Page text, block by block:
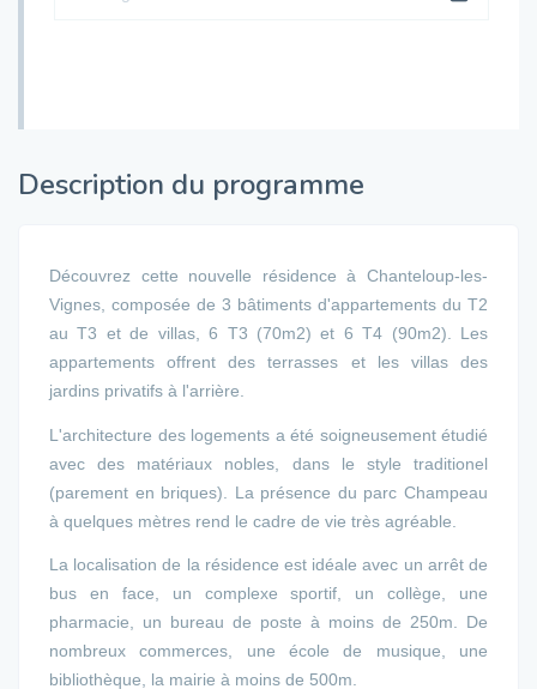
Description du programme
Découvrez cette nouvelle résidence à Chanteloup-les-
Vignes, composée de 3 bâtiments d'appartements du T2
au T3 et de villas, 6 T3 (70m2) et 6 T4 (90m2). Les
appartements offrent des terrasses et les villas des
jardins privatifs à l'arrière.
L'architecture des logements a été soigneusement étudié
avec des matériaux nobles, dans le style traditionel
(parement en briques). La présence du parc Champeau
à quelques mètres rend le cadre de vie très agréable.
La localisation de la résidence est idéale avec un arrêt de
bus en face, un complexe sportif, un collège, une
pharmacie, un bureau de poste à moins de 250m. De
nombreux commerces, une école de musique, une
bibliothèque, la mairie à moins de 500m.